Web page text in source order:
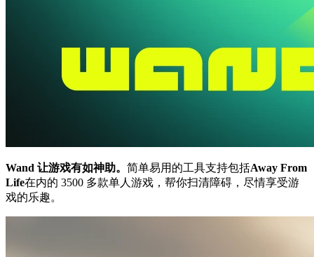
Wand 让游戏有如神助。 简单易用的工具支持包括Away From
Life在内的 3500 多款单人游戏，帮你扫清障碍，尽情享受游
戏的乐趣。